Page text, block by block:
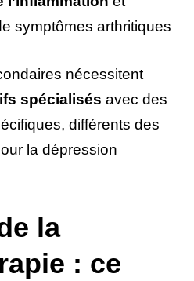
symptômes arthritiques
nécessitent
spécialisés avec des
différents des
la dépression
la
: ce